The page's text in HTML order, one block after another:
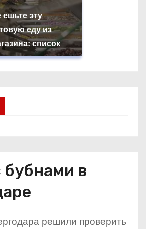
ешьте эту
еду из
список
в
решили проверить